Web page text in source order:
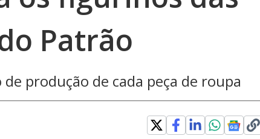
Patrão
produção de cada peça de roupa